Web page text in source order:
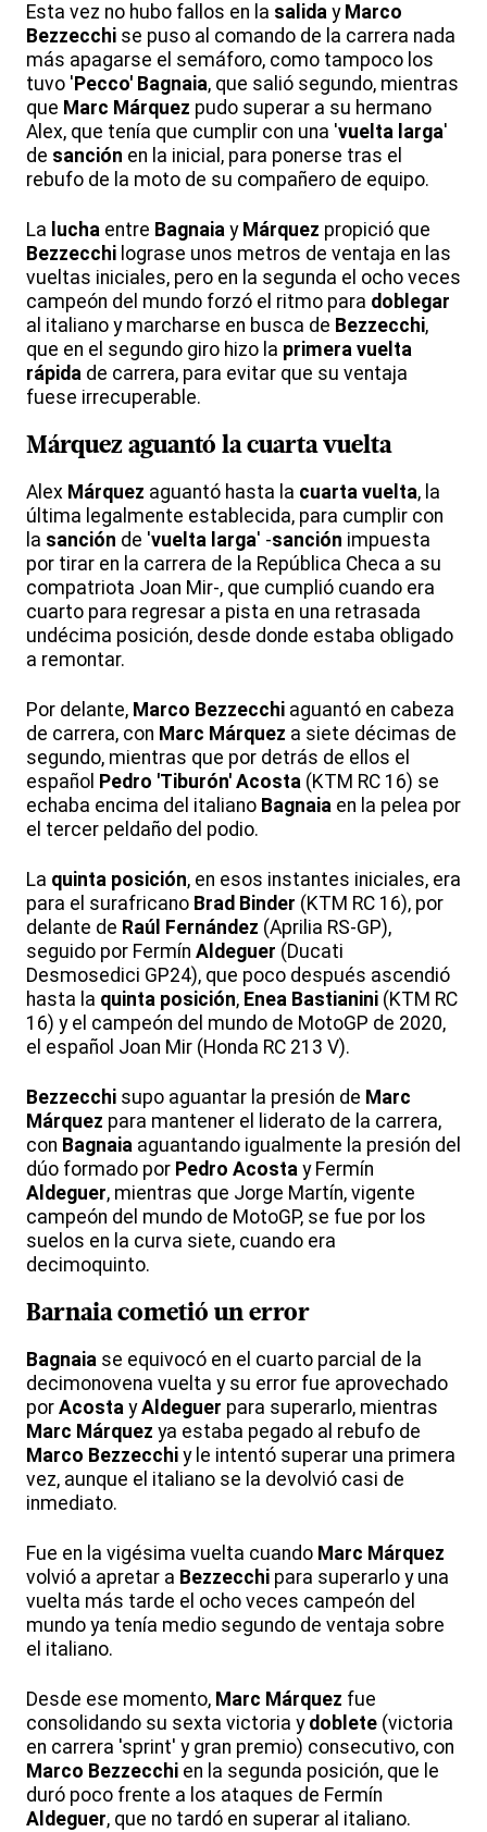
Esta vez no hubo fallos en la salida y Marco
Bezzecchi se puso al comando de la carrera nada
más apagarse el semáforo, como tampoco los
tuvo ' Pecco' Bagnaia, que salió segundo, mientras
que Marc Márquez pudo superar a su hermano
Alex, que tenía que cumplir con una 'vuelta larga'
de sanción en la inicial, para ponerse tras el
rebufo de la moto de su compañero de equipo.
La lucha entre Bagnaia y Márquez propició que
Bezzecchi lograse unos metros de ventaja en las
vueltas iniciales, pero en la segunda el ocho veces
campeón del mundo forzó el ritmo para doblegar
al italiano y marcharse en busca de Bezzecchi,
que en el segundo giro hizo la primera vuelta
rápida de carrera, para evitar que su ventaja
fuese irrecuperable.
Márquez aguantó la cuarta vuelta
Alex Márquez aguantó hasta la cuarta vuelta, la
última legalmente establecida, para cumplir con
la sanción de 'vuelta larga' -sanción impuesta
por tirar en la carrera de la República Checa a su
compatriota Joan Mir-, que cumplió cuando era
cuarto para regresar a pista en una retrasada
undécima posición, desde donde estaba obligado
a remontar.
Por delante, Marco Bezzecchi aguantó en cabeza
de carrera, con Marc Márquez a siete décimas de
segundo, mientras que por detrás de ellos el
español Pedro 'Tiburón' Acosta (KTM RC 16) se
echaba encima del italiano Bagnaia en la pelea por
el tercer peldaño del podio.
La quinta posición, en esos instantes iniciales, era
para el surafricano Brad Binder (KTM RC 16), por
delante de Raúl Fernández (Aprilia RS-GP),
seguido por Fermín Aldeguer (Ducati
Desmosedici GP24), que poco después ascendió
hasta la quinta posición, Enea Bastianini (KTM RC
16) y el campeón del mundo de MotoGP de 2020,
el español Joan Mir (Honda RC 213 V).
Bezzecchi supo aguantar la presión de Marc
Márquez para mantener el liderato de la carrera,
con Bagnaia aguantando igualmente la presión del
dúo formado por Pedro Acosta y Fermín
Aldeguer, mientras que Jorge Martín, vigente
campeón del mundo de MotoGP, se fue por los
suelos en la curva siete, cuando era
decimoquinto.
Barnaia cometió un error
Bagnaia se equivocó en el cuarto parcial de la
decimonovena vuelta y su error fue aprovechado
por Acosta yAldeguer para superarlo, mientras
Marc Márquez ya estaba pegado al rebufo de
Marco Bezzecchi y le intentó superar una primera
vez, aunque el italiano se la devolvió casi de
inmediato.
Fue en la vigésima vuelta cuando Marc Márquez
volvió a apretar a Bezzecchi para superarlo y una
vuelta más tarde el ocho veces campeón del
mundo ya tenía medio segundo de ventaja sobre
el italiano.
Desde ese momento, Marc Márquez fue
consolidando su sexta victoria y doblete (victoria
en carrera 'sprint' y gran premio) consecutivo, con
Marco Bezzecchi en la segunda posición, que le
duró poco frente a los ataques de Fermín
Aldeguer, que no tardó en superar al italiano.